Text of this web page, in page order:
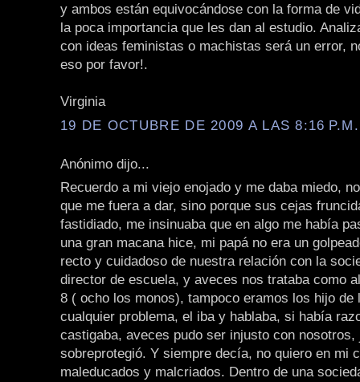
y ambos están equivocándose con la forma de
la poca importancia que les dan al estudio.
con ideas feministas o machistas será un error,
eso por favor!.
Virginia
19 DE OCTUBRE DE 2009 A LAS 8:16 P.M.
Anónimo dijo...
Recuerdo a mi viejo enojado y me daba miedo,
que me fuera a dar, sino porque sus cejas
fastidiado, me insinuaba que en algo me había
una gran macana hice, mi papá no era un
recto y cuidadoso de nuestra relación con la
director de escuela, y aveces nos trataba como
8 ( ocho los monos), tampoco eramos los hijo de
cualquier problema, el iba y hablaba, si había
castigaba, aveces pudo ser injusto con nosotros,
sobreprotegió. Y siempre decía, no quiero en mi
maleducados y malcriados. Dentro de una